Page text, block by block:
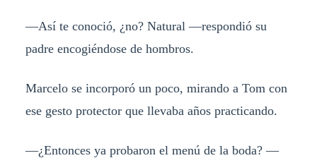
—Así te conoció, ¿no? Natural —respondió su
padre encogiéndose de hombros.
Marcelo se incorporó un poco, mirando a Tom con
ese gesto protector que llevaba años practicando.
—¿Entonces ya probaron el menú de la boda? —